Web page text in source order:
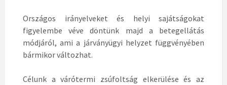
Országos irányelveket és helyi sajátságokat
figyelembe véve döntünk majd a betegellátás
módjáról, ami a járványügyi helyzet függvényében
bármikor változhat.
Célunk a várótermi zsúfoltság elkerülése és az